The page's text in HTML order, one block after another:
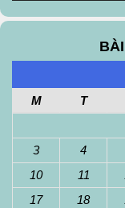
M
T
3
4
10
11
17
18